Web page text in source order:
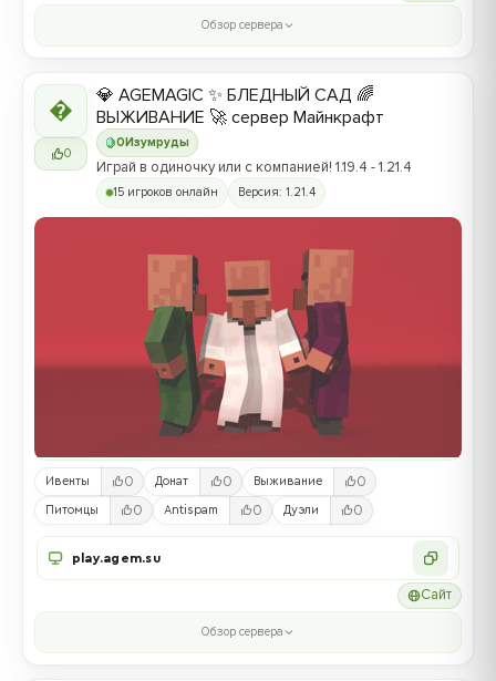
Обзор сервера

0
0 Изумруды
💎 AGEMAGIC ✨ БЛЕДНЫЙ САД 🌈
ВЫЖИВАНИЕ 🚀 сервер Майнкрафт
Играй в одиночку или с компанией! 1.19.4 - 1.21.4
15 игроков онлайн Версия: 1.21.4
Ивенты 0 Донат 0 Выживание 0
Питомцы 0 Antispam 0 Дуэли 0
play.agem.su
Сайт
Обзор сервера